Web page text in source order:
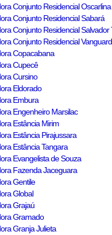
Conjunto Residencial Oscarlina
Conjunto Residencial Sabará
Conjunto Residencial Salvador
Conjunto Residencial
Copacabana
Cupecê
Cursino
Eldorado
Embura
Engenheiro Marsilac
Estância Mirim
Estância Pirajussara
Estância Tangara
Evangelista de Souza
Fazenda Jaceguara
Gentile
Global
Grajaú
Gramado
Granja Julieta